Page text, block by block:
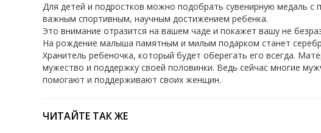
Для детей и подростков можно подобрать сувенирную медаль с
важным спортивным, научным достижением ребенка.
Это внимание отразится на вашем чаде и покажет вашу не
На рождение малыша памятным и милым подарком станет
Хранитель ребеночка, который будет оберегать его всегда.
мужество и поддержку своей половинки. Ведь сейчас многие
помогают и поддерживают своих женщин.
ЧИТАЙТЕ ТАК ЖЕ